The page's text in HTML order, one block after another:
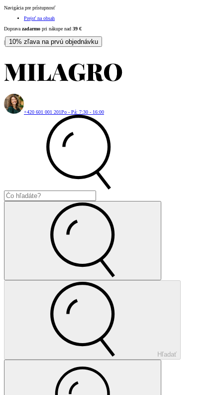
Navigácia pre prístupnosť
Prejsť na obsah
Doprava zadarmo pri nákupe nad 39 €
| 10% zľava na prvú objednávku
+420 601 001 201Po - Pá: 7:30 - 16:00
Hľadať